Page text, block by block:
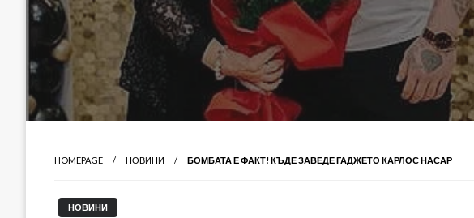
HOMEPAGE НОВИНИ БОМБАТА Е ФАКТ! КЪДЕ ЗАВЕДЕ ГАДЖЕТО КАРЛОС НАСАР
НОВИНИ